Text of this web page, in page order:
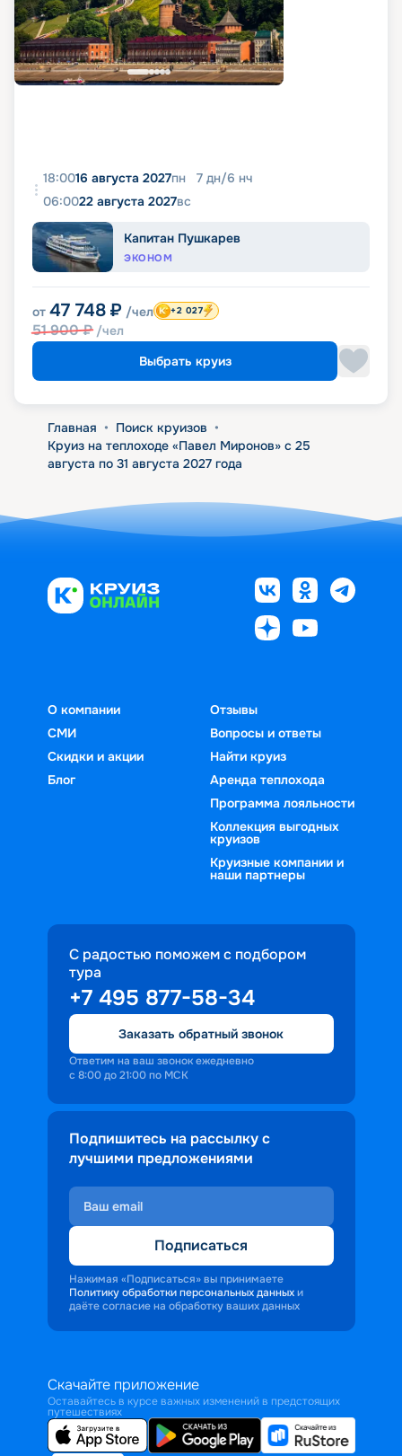
18:0016 августа 2027пн 7 дн/6 нч
06:0022 августа 2027вс
Капитан Пушкарев
ЭКОНОМ
от 47 748 ₽ /чел
51 900₽ /чел
+2 027
Выбрать круиз
Главная • Поиск круизов •
Круиз на теплоходе «Павел Миронов» с 25
августа по 31 августа 2027 года
О компании
СМИ
Скидки и акции
Блог
Отзывы
Вопросы и ответы
Найти круиз
Аренда теплохода
Программа лояльности
Коллекция выгодных
круизов
Круизные компании и
наши партнеры
С радостью поможем с подбором
тура
+7 495 877-58-34
Заказать обратный звонок
Ответим на ваш звонок ежедневно
с 8:00 до 21:00 по МСК
Подпишитесь на рассылку с
лучшими предложениями
Подписаться
Нажимая «Подписаться» вы принимаете
Политику обработки персональных данных и
даёте согласие на обработку ваших данных
Скачайте приложение
Оставайтесь в курсе важных изменений в предстоящих
путешествиях